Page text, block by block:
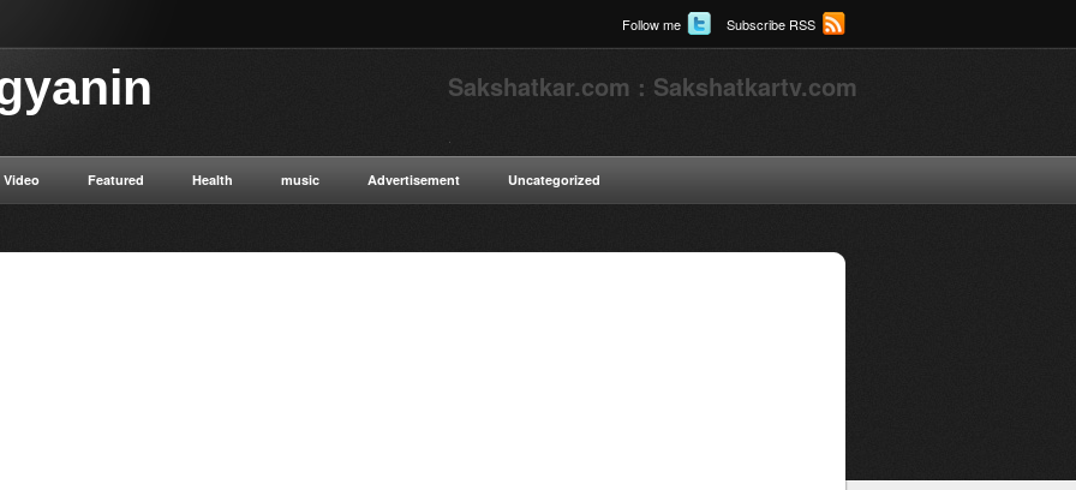
Follow me Subscribe RSS
Sakshatkar.com : Sakshatkartv.com
Video Featured Health music Advertisement Uncategorized